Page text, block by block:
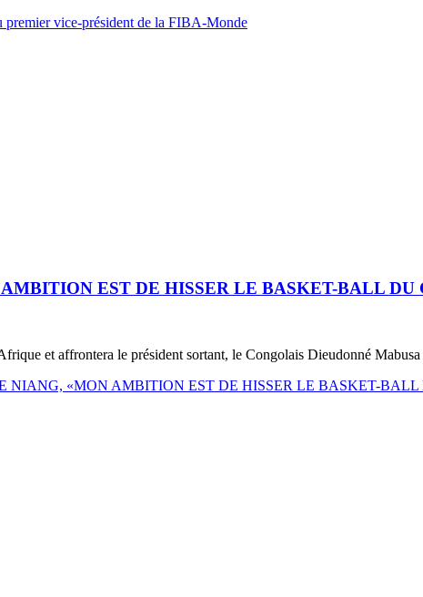
premier vice-président de la FIBA-Monde
EST DE HISSER LE BASKET-BALL
et affrontera le président sortant, le Congolais Dieudonné Mabusa
NIANG, «MON AMBITION EST DE HISSER LE BASKET-